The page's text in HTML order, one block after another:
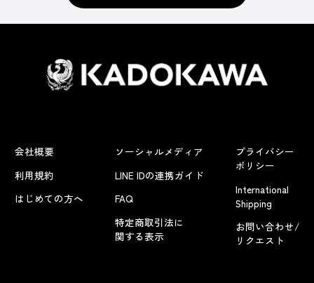
会社概要
利用規約
はじめての方へ
ソーシャルメディア
LINE IDの連携ガイド
FAQ
特定商取引法に
関する表示
プライバシー
ポリシー
International
Shipping
お問い合わせ/
リクエスト